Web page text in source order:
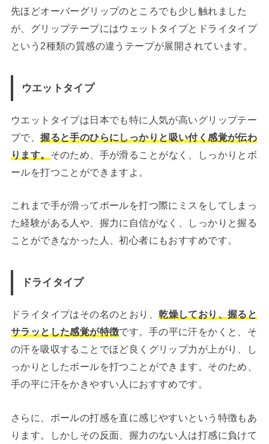
先ほどオーバーグリップのところでも少し触れました
が、グリップテープにはウェットタイプとドライタイプ
という2種類の質感の違うテープが展開されています。
ウエットタイプ
ウエットタイプは日本でも特に人気が高いグリップテー
プで、握ると手のひらにしっかりと吸い付く感覚が伝わ
ります。 そのため、手が滑ることがなく、しっかりとボ
ールを打つことができますよ。
これまで手が滑ってボールを打つ際にミスをしてしまっ
た経験がある人や、握力に自信がなく、しっかりと握る
ことができなかった人、初心者にもおすすめです。
ドライタイプ
ドライタイプはその名のとおり、乾燥しており、握ると
サラッとした感覚が特徴です。手の平に汗をかくと、そ
の汗を吸収することでほど良くグリップ力が上がり、し
っかりとしたボールを打つことができます。そのため、
手の平に汗をかきやすい人におすすめです。
さらに、ボールの打感を直に感じやすいという特徴もあ
ります。しかしその反面、握力のない人は打感に負けて